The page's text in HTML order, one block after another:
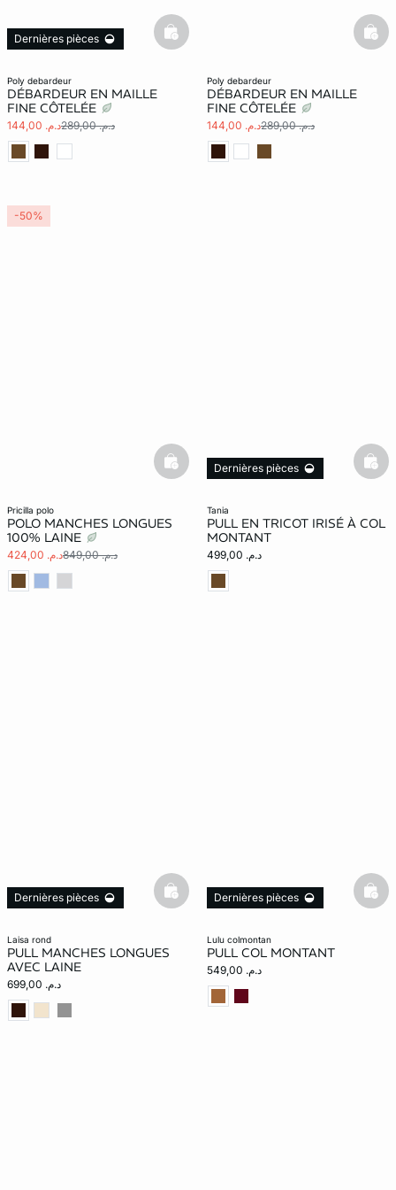
poly debardeur
DÉBARDEUR EN MAILLE
FINE CÔTELÉE
د.م. 144,00 د.م. 289,00
Dernières pièces basketfull
poly debardeur
DÉBARDEUR EN MAILLE
FINE CÔTELÉE
د.م. 144,00 د.م. 289,00
pricilla polo
POLO MANCHES LONGUES
100% LAINE
د.م. 424,00 د.م. 849,00
basketfull
-50%
tania
PULL EN TRICOT IRISÉ À COL
MONTANT
د.م. 499,00
Dernières pièces
laisa rond
PULL MANCHES LONGUES
AVEC LAINE
د.م. 699,00
Dernières pièces basketfull
lulu colmontan
PULL COL MONTANT
د.م. 549,00
Dernières pièces